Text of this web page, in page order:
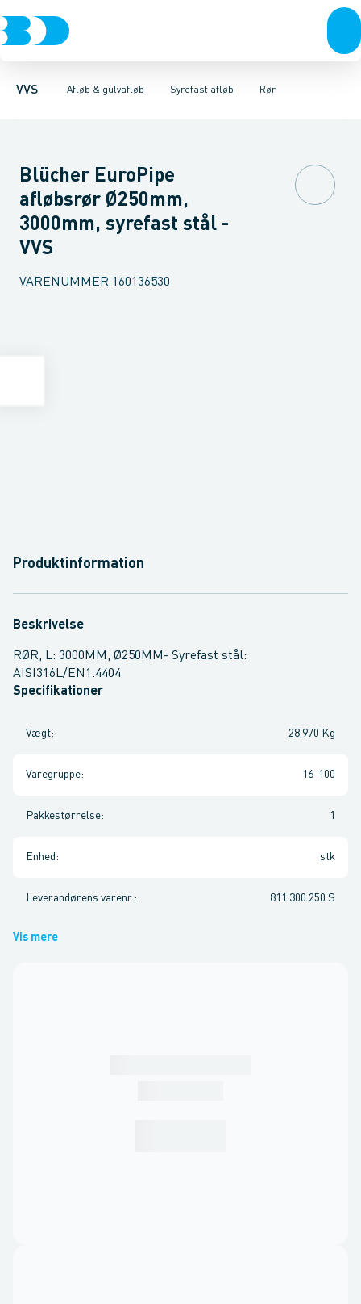
VVS Afløb & gulvafløb
Rør & fittings Pressfittings & rørKuglehaner & ventiler
Syrefast afløb
Gulvafløb rustfriGulvafløb plastBaderumsrender
Rør
RørBøjninger 68-87,5gr. Bøjninger 45gr. Bøjninger 30gr.
Blücher EuroPipe
afløbsrør Ø250mm,
3000mm, syrefast stål -
VVS
VARENUMMER 160136530
Produktinformation
Beskrivelse
RØR, L: 3000MM, Ø250MM- Syrefast stål:
AISI316L/EN1.4404
Specifikationer
Vægt: 28,970 Kg
Varegruppe: 16-100
Pakkestørrelse: 1
Enhed : stk
Leverandørens varenr. : 811.300.250 S
Vis mere